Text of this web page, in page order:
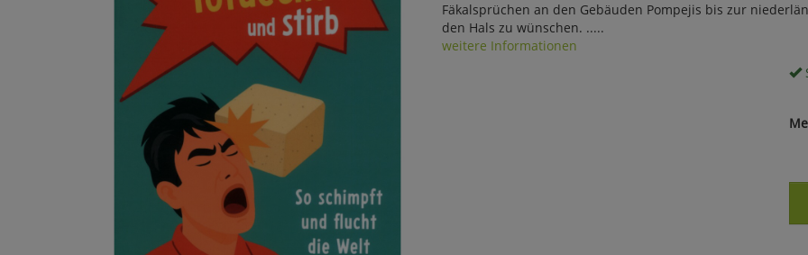
Fäkalsprüchen an den Gebäuden Pompejis bis zur
den Hals zu wünschen. .....
weitere Informationen